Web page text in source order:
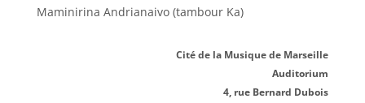
Maminirina Andrianaivo (tambour Ka)
Cité de la Musique de Marseille
Auditorium
4, rue Bernard Dubois